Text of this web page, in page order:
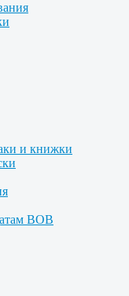
и книжки
ВОВ